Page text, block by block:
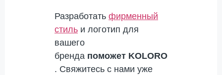
Разработать фирменный
стиль и логотип для
вашего
бренда поможет KOLORO
. Свяжитесь с нами уже